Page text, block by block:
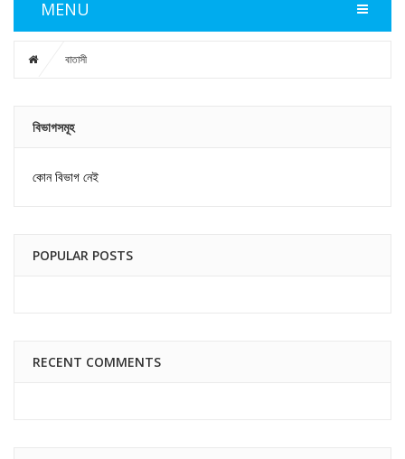
MENU
বাতাসী
বিভাগসমূহ
কোন বিভাগ নেই
POPULAR POSTS
RECENT COMMENTS